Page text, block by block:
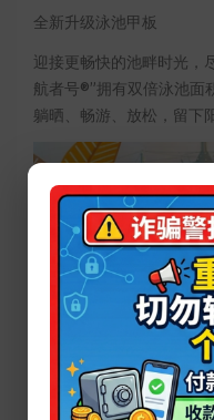
全新升级泳池甲板
迎接更畅快的池畔时光，
航者号®”拥有双倍泳池面
躺晒、畅游、放松，留下